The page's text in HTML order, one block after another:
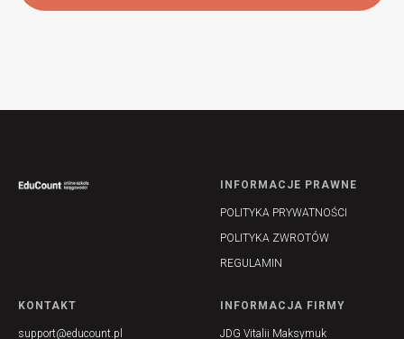
INFORMACJE PRAWNE
POLITYKA PRYWATNOŚCI
POLITYKA ZWROTÓW
REGULAMIN
KONTAKT
support@educount.pl
INFORMACJA FIRMY
JDG Vitalii Maksymuk